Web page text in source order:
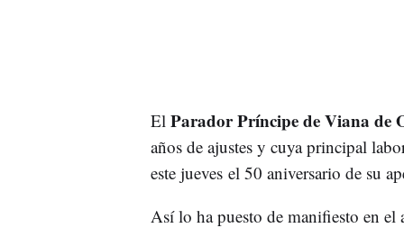
El Parador Príncipe de Viana de
años de ajustes y cuya principal
este jueves el 50 aniversario de su
Así lo ha puesto de manifiesto en el